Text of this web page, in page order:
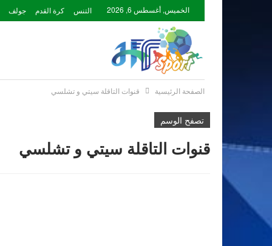
الخميس, أغسطس 6, 2026 التنس كرة القدم جولف
الصفحة الرئيسية قنوات التاقلة سيتي و تشلسي
تصفح الوسم
قنوات التاقلة سيتي و تشلسي